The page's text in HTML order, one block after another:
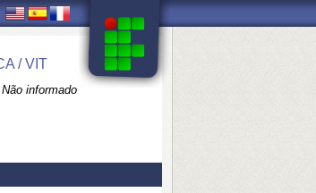
/ VIT
Não informado